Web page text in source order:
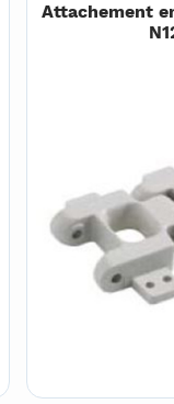
Attachement